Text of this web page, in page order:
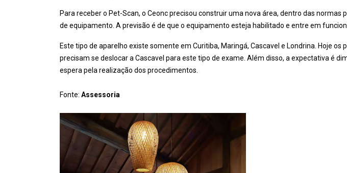
Para receber o Pet-Scan, o Ceonc precisou construir uma nova área, dentro das normas
de equipamento. A previsão é de que o equipamento esteja habilitado e entre em
Este tipo de aparelho existe somente em Curitiba, Maringá, Cascavel e Londrina. Hoje os
precisam se deslocar a Cascavel para este tipo de exame. Além disso, a expectativa é
espera pela realização dos procedimentos.
Fonte: Assessoria